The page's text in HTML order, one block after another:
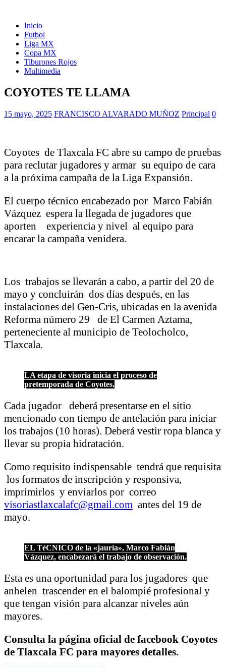
Inicio
Futbol
Liga MX
Copa MX
Tiburones Rojos
Multimedia
COYOTES TE LLAMA
15 mayo, 2025 FRANCISCO ALVARADO MUÑOZ Principal 0
Coyotes de Tlaxcala FC abre su campo de pruebas
para reclutar jugadores y armar su equipo de cara
a la próxima campaña de la Liga Expansión.
El cuerpo técnico encabezado por Marco Fabián
Vázquez espera la llegada de jugadores que
aporten experiencia y nivel al equipo para
encarar la campaña venidera.
Los trabajos se llevarán a cabo, a partir del 20 de
mayo y concluirán dos días después, en las
instalaciones del Gen-Cris, ubicadas en la avenida
Reforma número 29 de El Carmen Aztama,
perteneciente al municipio de Teolocholco,
Tlaxcala.
LA etapa de visoria inicia el proceso de
pretemporada de Coyotes.
Cada jugador deberá presentarse en el sitio
mencionado con tiempo de antelación para iniciar
los trabajos (10 horas). Deberá vestir ropa blanca y
llevar su propia hidratación.
Como requisito indispensable tendrá que requisita
los formatos de inscripción y responsiva,
imprimirlos y enviarlos por correo
visoriastlaxcalafc@gmail.com antes del 19 de
mayo.
EL TéCNICO de la «jauría», Marco Fabián
Vázquez, encabezará el trabajo de observación.
Esta es una oportunidad para los jugadores que
anhelen trascender en el balompié profesional y
que tengan visión para alcanzar niveles aún
mayores.
Consulta la página oficial de facebook Coyotes
de Tlaxcala FC para mayores detalles.